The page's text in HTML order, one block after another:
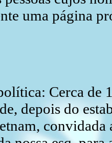
uma página
Cerca de
depois do
convidada